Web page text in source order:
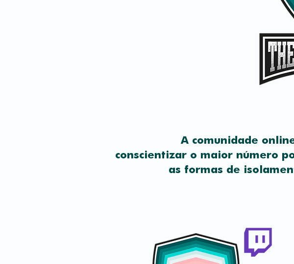
A comunidade
conscientizar o maior número
as formas de